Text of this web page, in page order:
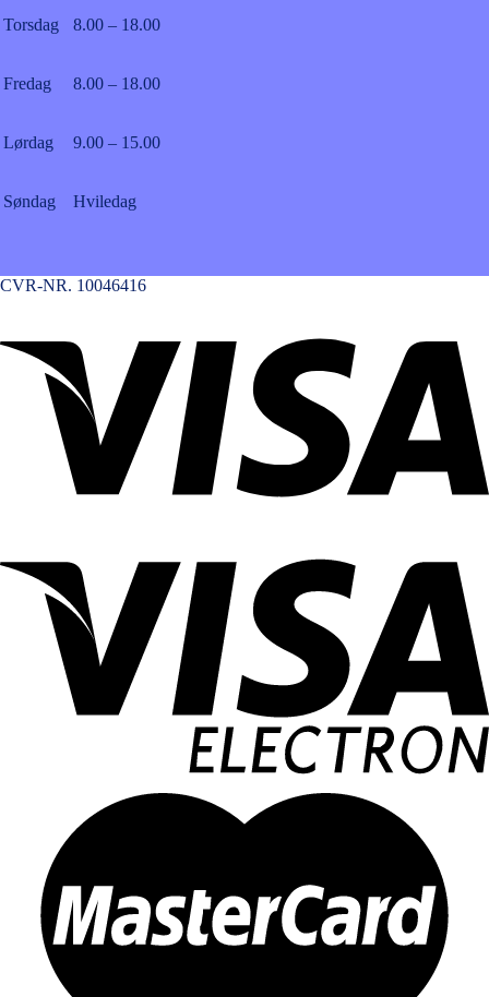
Torsdag 8.00 – 18.00
Fredag 8.00 – 18.00
Lørdag 9.00 – 15.00
Søndag Hviledag
CVR-NR. 10046416